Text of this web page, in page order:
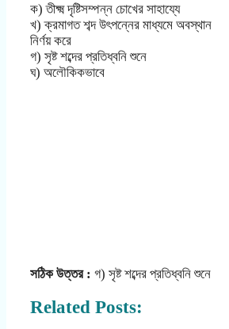
ক) তীক্ষ্ম দৃষ্টিসম্পন্ন চোখের সাহায্যে
খ) ক্রমাগত শব্দ উৎপন্নের মাধ্যমে অবস্থান
নির্ণয় করে
গ) সৃষ্ট শব্দের প্রতিধ্বনি শুনে
ঘ) অলৌকিকভাবে
সঠিক উত্তর : গ) সৃষ্ট শব্দের প্রতিধ্বনি শুনে
Related Posts: